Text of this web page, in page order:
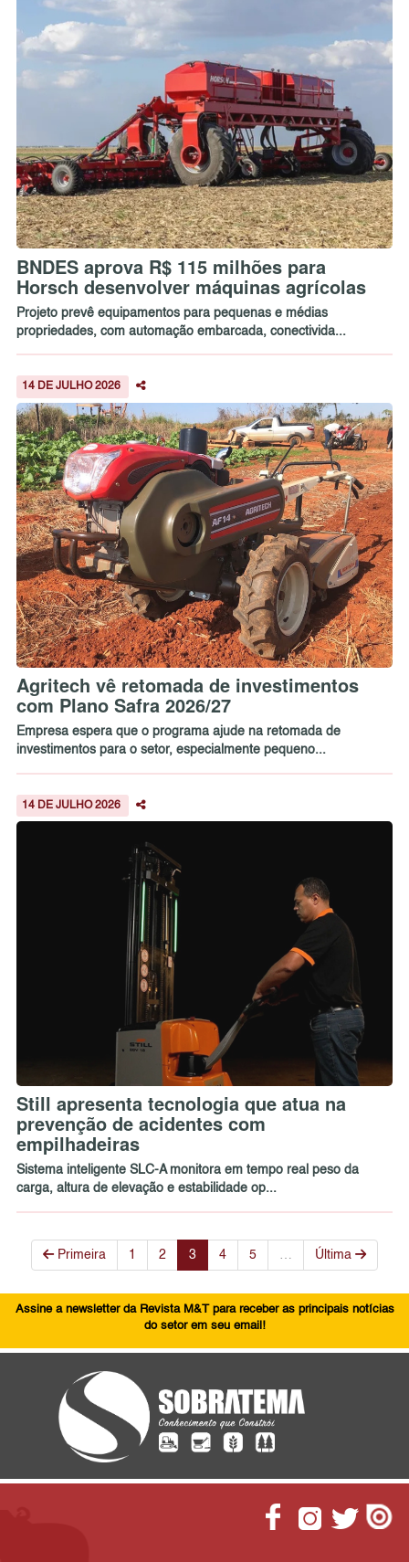
BNDES aprova R$ 115 milhões para
Horsch desenvolver máquinas agrícolas
Projeto prevê equipamentos para pequenas e médias
propriedades, com automação embarcada, conectivida...
14 DE JULHO 2026
Agritech vê retomada de investimentos
com Plano Safra 2026/27
Empresa espera que o programa ajude na retomada de
investimentos para o setor, especialmente pequeno...
14 DE JULHO 2026
Still apresenta tecnologia que atua na
prevenção de acidentes com
empilhadeiras
Sistema inteligente SLC-A monitora em tempo real peso da
carga, altura de elevação e estabilidade op...
Primeira 1 2 3 4 5 Última
Assine a newsletter da Revista M&T para receber as principais notícias
do setor em seu email!